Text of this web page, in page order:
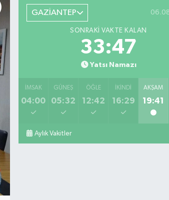
GAZİANTEP
SONRAKI VAKTE KALAN
33:46
Yatsı Namazı
İMSAK
04:00
GÜNEŞ
05:32
ÖĞLE
12:42
İKINDI
16:29
AKŞAM
19:41
Aylık Vakitler